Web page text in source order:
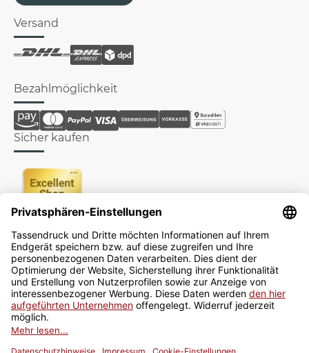
Versand
Bezahlmöglichkeit
Sicher kaufen
Newsletter